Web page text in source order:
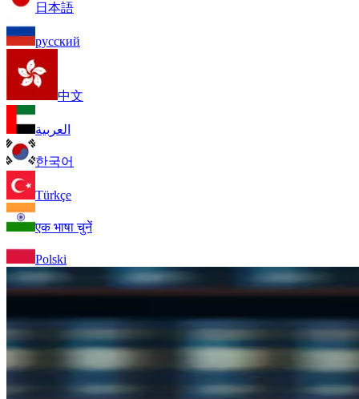
日本語
русский
中文
العربية
한국어
Türkçe
एक भाषा चुनें
Polski